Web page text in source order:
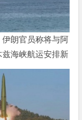
伊朗官员称将与阿
兹海峡航运安排新